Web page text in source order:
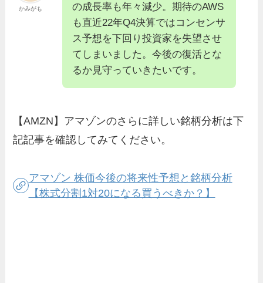
かみがも
の成長率も年々減少。期待のAWS
も直近22年Q4決算ではコンセンサ
ス予想を下回り投資家を失望させ
てしまいました。今後の復活とな
るか見守っていきたいです。
【AMZN】アマゾンのさらに詳しい銘柄分析は下
記記事を確認してみてください。
アマゾン 株価今後の将来性予想と銘柄分析
【株式分割1対20になる買うべきか？】